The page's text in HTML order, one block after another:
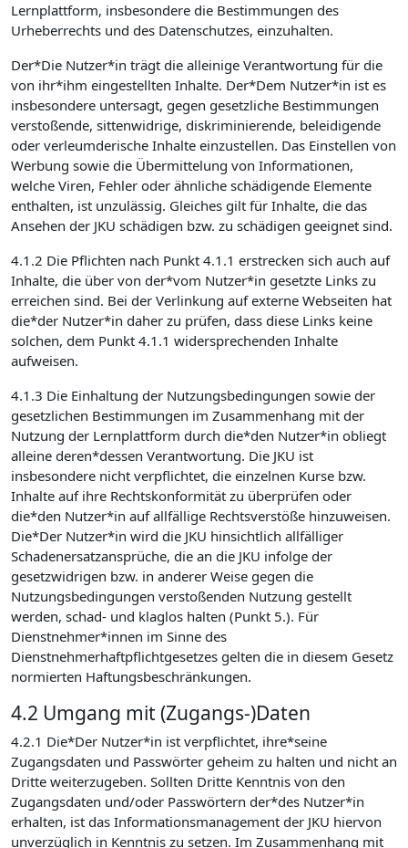
Lernplattform, insbesondere die Bestimmungen des
Urheberrechts und des Datenschutzes, einzuhalten.
Der*Die Nutzer*in trägt die alleinige Verantwortung für die
von ihr*ihm eingestellten Inhalte. Der*Dem Nutzer*in ist es
insbesondere untersagt, gegen gesetzliche Bestimmungen
verstoßende, sittenwidrige, diskriminierende, beleidigende
oder verleumderische Inhalte einzustellen. Das Einstellen von
Werbung sowie die Übermittelung von Informationen,
welche Viren, Fehler oder ähnliche schädigende Elemente
enthalten, ist unzulässig. Gleiches gilt für Inhalte, die das
Ansehen der JKU schädigen bzw. zu schädigen geeignet sind.
4.1.2 Die Pflichten nach Punkt 4.1.1 erstrecken sich auch auf
Inhalte, die über von der*vom Nutzer*in gesetzte Links zu
erreichen sind. Bei der Verlinkung auf externe Webseiten hat
die*der Nutzer*in daher zu prüfen, dass diese Links keine
solchen, dem Punkt 4.1.1 widersprechenden Inhalte
aufweisen.
4.1.3 Die Einhaltung der Nutzungsbedingungen sowie der
gesetzlichen Bestimmungen im Zusammenhang mit der
Nutzung der Lernplattform durch die*den Nutzer*in obliegt
alleine deren*dessen Verantwortung. Die JKU ist
insbesondere nicht verpflichtet, die einzelnen Kurse bzw.
Inhalte auf ihre Rechtskonformität zu überprüfen oder
die*den Nutzer*in auf allfällige Rechtsverstöße hinzuweisen.
Die*Der Nutzer*in wird die JKU hinsichtlich allfälliger
Schadenersatzansprüche, die an die JKU infolge der
gesetzwidrigen bzw. in anderer Weise gegen die
Nutzungsbedingungen verstoßenden Nutzung gestellt
werden, schad- und klaglos halten (Punkt 5.). Für
Dienstnehmer*innen im Sinne des
Dienstnehmerhaftpflichtgesetzes gelten die in diesem Gesetz
normierten Haftungsbeschränkungen.
4.2 Umgang mit (Zugangs-)Daten
4.2.1 Die*Der Nutzer*in ist verpflichtet, ihre*seine
Zugangsdaten und Passwörter geheim zu halten und nicht an
Dritte weiterzugeben. Sollten Dritte Kenntnis von den
Zugangsdaten und/oder Passwörtern der*des Nutzer*in
erhalten, ist das Informationsmanagement der JKU hiervon
unverzüglich in Kenntnis zu setzen. Im Zusammenhang mit